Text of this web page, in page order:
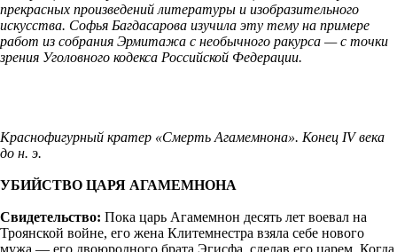
прекрасных произведений литературы и изобразительного
искусства. Софья Багдасарова изучила эту тему на примере
работ из собрания Эрмитажа с необычного ракурса — с точки
зрения Уголовного кодекса Российской Федерации.
Краснофигурный кратер «Смерть Агамемнона». Конец IV века
до н. э.
УБИЙСТВО ЦАРЯ АГАМЕМНОНА
Свидетельство: Пока царь Агамемнон десять лет воевал на
Троянской войне, его жена Клитемнестра взяла себе нового
мужа — его двоюродного брата Эгисфа, сделав его царем. Когда